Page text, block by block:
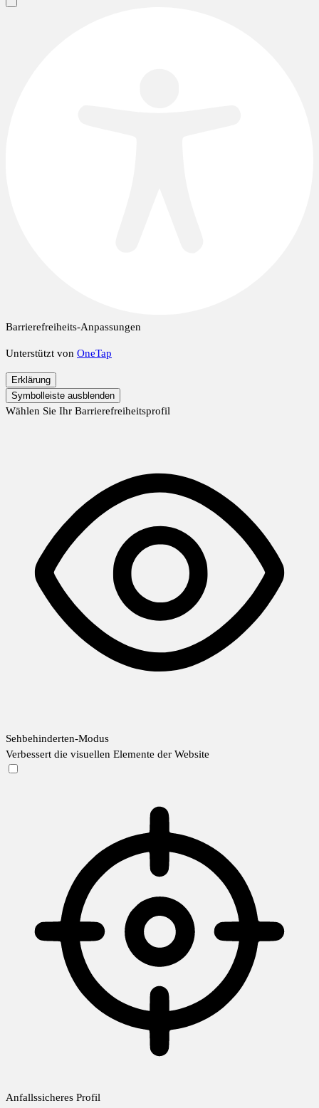
Barrierefreiheits-Anpassungen
Unterstützt von OneTap
Erklärung
Symbolleiste ausblenden
Wählen Sie Ihr Barrierefreiheitsprofil
Sehbehinderten-Modus
Verbessert die visuellen Elemente der Website
Anfallssicheres Profil